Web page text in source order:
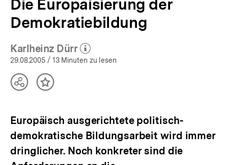
Die Europäisierung der
Demokratiebildung
Karlheinz Dürr
(Mehr zum Autor)
öffnen
29.08.2005 / 13 Minuten zu lesen
TeilenInhalt
Europäisch ausgerichtete politisch-
demokratische Bildungsarbeit wird immer
dringlicher. Noch konkreter sind die